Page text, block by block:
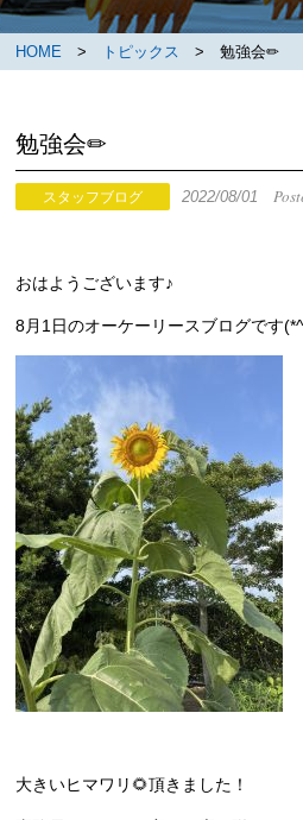
HOME > トピックス > 勉強会✏
勉強会✏
スタッフブログ 2022/08/01
おはようございます♪
8月1日のオーケーリースブログです
大きいヒマワリ🌻頂きました！